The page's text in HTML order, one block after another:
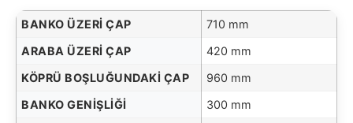
BANKO ÜZERI ÇAP
710 mm
ARABA ÜZERI ÇAP
420 mm
KÖPRÜ BOŞLUĞUNDAKI ÇAP
960 mm
BANKO GENIŞLIĞI
300 mm